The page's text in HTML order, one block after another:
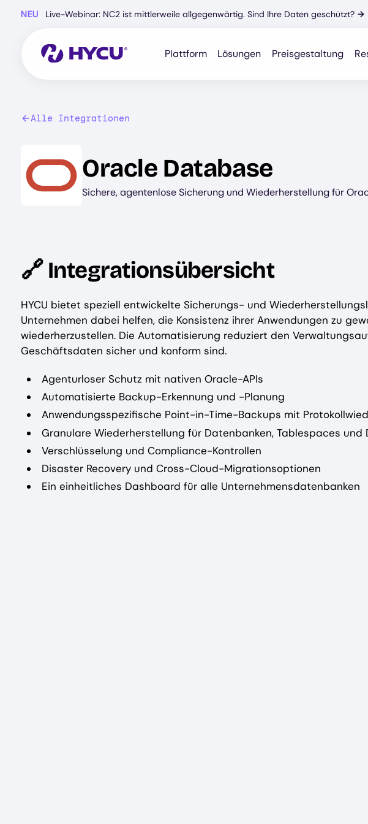
Hauptinhalt
NEU Live-Webinar: NC2 ist mittlerweile allgegenwärtig. Sind Ihre Daten geschützt? →
Plattform Lösungen Preisgestaltung
Alle Integrationen
Oracle Database
Sichere, agentenlose Sicherung und Wiederherstellung für
🔗 Integrationsübersicht
HYCU bietet speziell entwickelte Sicherungs- und
Unternehmen dabei helfen, die Konsistenz ihrer Anwendungen zu
wiederherzustellen. Die Automatisierung reduziert den
Geschäftsdaten sicher und konform sind.
Agenturloser Schutz mit nativen Oracle-APIs
Automatisierte Backup-Erkennung und -Planung
Anwendungsspezifische Point-in-Time-Backups mit
Granulare Wiederherstellung für Datenbanken, Tablespaces und
Verschlüsselung und Compliance-Kontrollen
Disaster Recovery und Cross-Cloud-Migrationsoptionen
Ein einheitliches Dashboard für alle Unternehmensdatenbanken